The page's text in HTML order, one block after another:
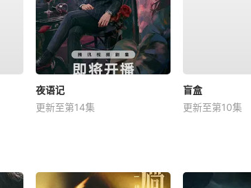
夜语记
更新至第14集
盲盒
更新至第10集